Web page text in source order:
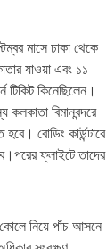
মাসে ঢাকা থেকে
যাওয়া এবং ১১
টিকিট কিনেছিলেন।
বিমানবন্দরে
বোডিং কাউন্টারে
ফ্লাইটে তাদের
নিয়ে পাঁচ আসনে